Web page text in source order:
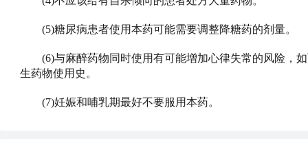
(5)糖尿病患者使用本药可能需要调整降糖药的剂量。
(6)与麻醉药物同时使用有可能增加心律失常的风险，
生药物使用史。
(7)妊娠和哺乳期最好不要服用本药。